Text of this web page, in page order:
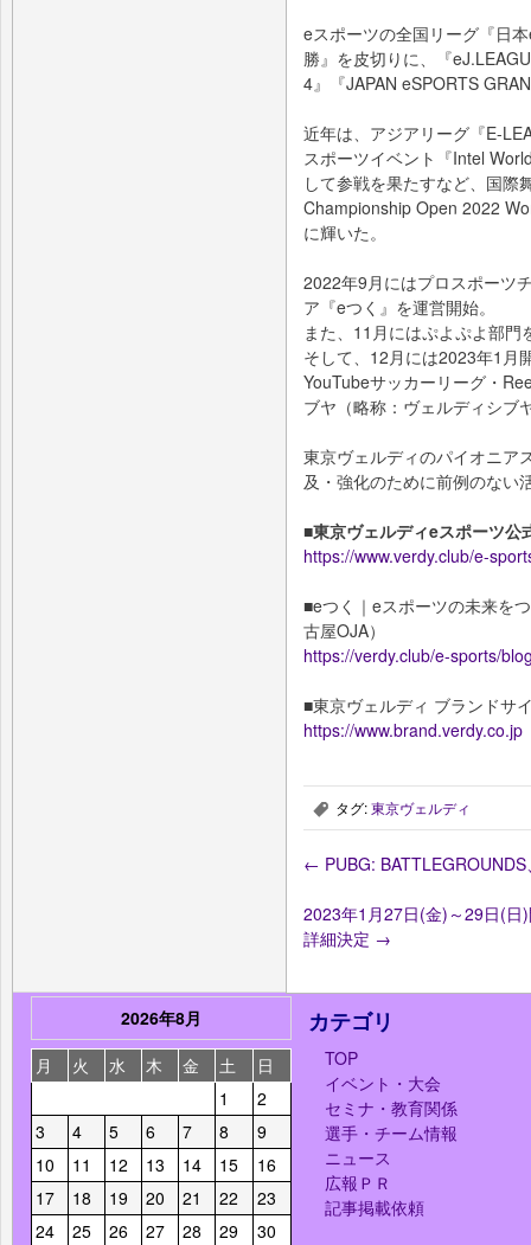
eスポーツの全国リーグ『日
勝』を皮切りに、『
4』『JAPAN eSPORTS
近年は、アジアリーグ『E-
スポーツイベント『Intel
して参戦を果たすなど、国
Championship Open 2022
に輝いた。
2022年9月にはプロスポーツ
ア『eつく』を運営開始。
また、11月にはぷよぷよ部門
そして、12月には2023年1月
YouTubeサッカーリーグ・
ブヤ（略称：ヴェルディシブ
東京ヴェルディのパイオニア
及・強化のために前例のない
■東京ヴェルディeスポーツ公
https://www.verdy.club/e-
■eつく｜eスポーツの未来を
古屋OJA）
https://verdy.club/e-sports/
■東京ヴェルディ ブランドサ
https://www.brand.verdy.co.jp
, タグ:東京ヴェルディ
← PUBG:
2023年1月27日(金)～29日(日
詳細決定 →
2026年8月
月
火 水 木 金 土
日
1
2
3
4 5 6 7 8
9
10
11 12 13 14 15
16
17
18 19 20 21 22
23
24
25 26 27 28 29
30
カテゴリ
TOP
イベント・大会
セミナ・教育関係
選手・チーム情報
ニュース
広報ＰＲ
記事掲載依頼